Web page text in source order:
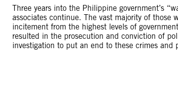
Three years into the Philippine government’s
associates continue. The vast majority of those
incitement from the highest levels of
resulted in the prosecution and conviction of
investigation to put an end to these crimes